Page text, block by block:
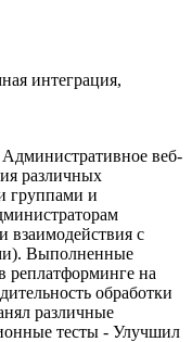
интеграция,
веб-
различных
группами и
взаимодействия с
Выполненные
реплатформинге на
обработки
различные
тесты - Улучшил